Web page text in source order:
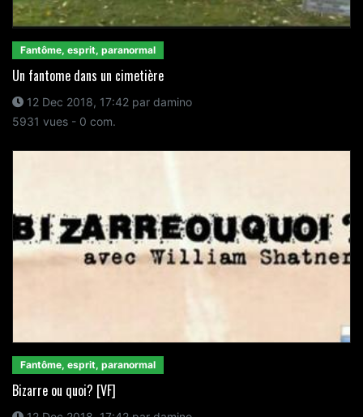
Fantôme, esprit, paranormal
Un fantome dans un cimetière
12 Dec 2018, 17:42 par damino
5931 vues - 0 com.
Fantôme, esprit, paranormal
Bizarre ou quoi? [VF]